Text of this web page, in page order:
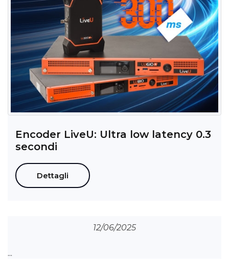
Encoder LiveU: Ultra low latency 0.3
secondi
Dettagli
12/06/2025
...